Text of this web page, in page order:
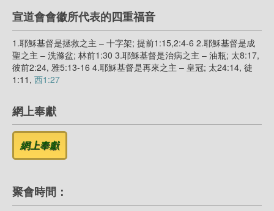
宣道會會徽所代表的四重福音
1.耶穌基督是拯救之主 – 十字架; 提前1:15,2:4-6 2.耶穌基督是成
聖之主 – 洗滌盆; 林前1:30 3.耶穌基督是治病之主 – 油瓶; 太8:17,
彼前2:24, 雅5:13-16 4.耶穌基督是再來之主 – 皇冠; 太24:14, 徒
1:11, 西1:27
網上奉獻
聚會時間：